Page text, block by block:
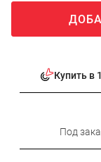
Купить в
Под